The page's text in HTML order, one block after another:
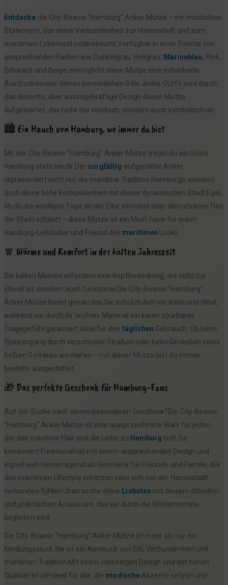
Entdecke die City-Beanie “Hamburg” Anker Mütze – ein modisches
Statement, das deine Verbundenheit zur Hansestadt und zum
maritimen Lebensstil unterstreicht.Verfügbar in einer Palette von
ansprechenden Farben wie Dunkelgrau, Hellgrau, Marineblau, Pink,
Schwarz und Beige, ermöglicht diese Mütze eine individuelle
Ausdrucksweise deines persönlichen Stils.Jedes Outfit wird durch
das dezente, aber aussagekräftige Design dieser Mütze
aufgewertet, das nicht nur modisch, sondern auch symbolisch ist.
🏙️ Ein Hauch von Hamburg, wo immer du bist
Mit der City-Beanie “Hamburg” Anker Mütze trägst du ein Stück
Hamburg stets bei dir.Der sorgfältig aufgenähte Anker
repräsentiert nicht nur die maritime Tradition Hamburgs, sondern
auch deine tiefe Verbundenheit mit dieser dynamischen Stadt.Egal,
ob du die windigen Tage an der Elbe vermisst oder den urbanen Flair
der Stadt schätzt – diese Mütze ist ein Must-have für jeden
Hamburg-Liebhaber und Freund des maritimen Looks.
🧣 Wärme und Komfort in der kalten Jahreszeit
Die kalten Monate erfordern eine Kopfbedeckung, die nicht nur
stilvoll ist, sondern auch funktional.Die City-Beanie “Hamburg”
Anker Mütze bietet genau das.Sie schützt dich vor Kälte und Wind,
während sie durch ihr leichtes Material ein kaum spürbares
Tragegefühl garantiert.Ideal für den täglichen Gebrauch: Ob beim
Spaziergang durch verschneite Straßen oder beim Genießen eines
heißen Getränks am Hafen – mit dieser Mütze bist du immer
bestens ausgestattet.
🎁 Das perfekte Geschenk für Hamburg-Fans
Auf der Suche nach einem besonderen Geschenk?Die City-Beanie
“Hamburg” Anker Mütze ist eine ausgezeichnete Wahl für jeden,
der das maritime Flair und die Liebe zu Hamburg teilt.Sie
kombiniert Funktionalität mit einem ansprechenden Design und
eignet sich hervorragend als Geschenk für Freunde und Familie, die
den maritimen Lifestyle schätzen oder sich mit der Hansestadt
verbunden fühlen.Überrasche deine Liebsten mit diesem stilvollen
und praktischen Accessoire, das sie durch die Wintermonate
begleiten wird.
Die City-Beanie “Hamburg” Anker Mütze ist mehr als nur ein
Kleidungsstück.Sie ist ein Ausdruck von Stil, Verbundenheit und
maritimer Tradition.Mit ihrem vielseitigen Design und der hohen
Qualität ist sie ideal für alle, die modische Akzente setzen und